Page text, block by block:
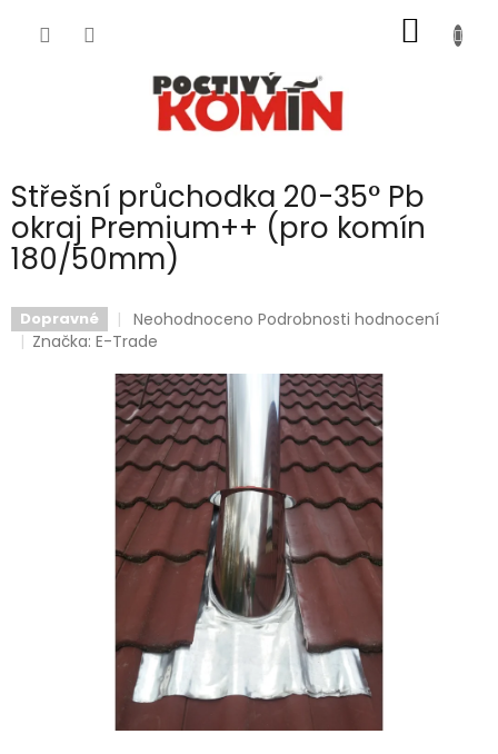
KOŠÍK
Střešní průchodka 20-35° Pb
okraj Premium++ (pro komín
180/50mm)
Dopravné
Průměrné
hodnocení
je
0,0
z
5
hvězdiček.
Neohodnoceno Podrobnosti hodnocení
Značka:E-Trade